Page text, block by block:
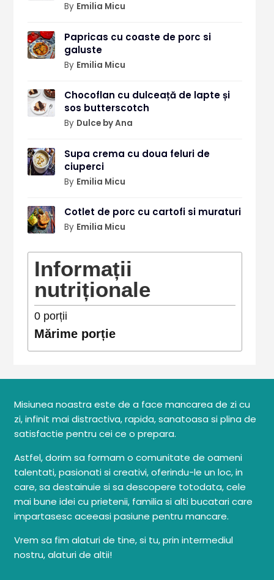
By Emilia Micu
Papricas cu coaste de porc si
galuste
By Emilia Micu
Chocoflan cu dulceață de lapte și
sos butterscotch
By Dulce by Ana
Supa crema cu doua feluri de
ciuperci
By Emilia Micu
Cotlet de porc cu cartofi si muraturi
By Emilia Micu
Informații
nutriționale
0porții
Mărime porție
Misiunea noastra este de a face mancarea de zi cu
zi, infinit mai distractiva, rapida, sanatoasa si plina de
satisfactie pentru cei ce o prepara.
Astfel, dorim sa formam o comunitate de oameni
talentati, pasionati si creativi, oferindu-le un loc, in
care, sa destainuie si sa descopere totodata, cele
mai bune idei cu prietenii, familia si alti bucatari care
impartasesc aceeasi pasiune pentru mancare.
Vrem sa fim alaturi de tine, si tu, prin intermediul
nostru, alaturi de altii!